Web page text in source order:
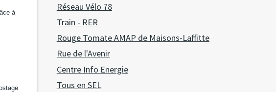
à
Réseau Vélo 78
Train - RER
Rouge Tomate AMAP de Maisons-Laffitte
Rue de l'Avenir
Centre Info Energie
Tous en SEL